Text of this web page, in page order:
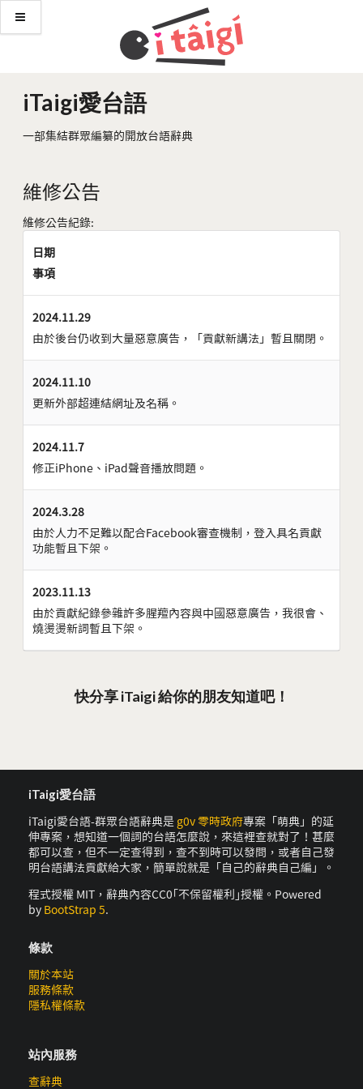
iTaigi愛台語
一部集結群眾編纂的開放台語辭典
維修公告
維修公告紀錄:
日期
事項
2024.11.29
由於後台仍收到大量惡意廣告，「貢獻新講法」暫且關閉。
2024.11.10
更新外部超連結網址及名稱。
2024.11.7
修正iPhone、iPad聲音播放問題。
2024.3.28
由於人力不足難以配合Facebook審查機制，登入具名貢獻
功能暫且下架。
2023.11.13
由於貢獻紀錄參雜許多腥羶內容與中國惡意廣告，我很會、
燒燙燙新詞暫且下架。
快分享 iTaigi 給你的朋友知道吧！
iTaigi愛台語
iTaigi愛台語-群眾台語辭典是 g0v 零時政府專案「萌典」的延
伸專案，想知道一個詞的台語怎麼說，來這裡查就對了！甚麼
都可以查，但不一定查得到，查不到時可以發問，或者自己發
明台語講法貢獻給大家，簡單說就是「自己的辭典自己編」。
程式授權 MIT，辭典內容CC0｢不保留權利｣授權。Powered
by BootStrap 5.
條款
關於本站
服務條款
隱私權條款
站內服務
查辭典